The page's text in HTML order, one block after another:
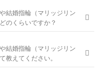
はこちら
ダイヤモンドシライシだから
きを同時に叶えるパーフェ
ざいます。銀座ダイヤモンド
心ください。
ングは全店でお受けできます
から概ね1か月～2ヶ月程いた
ポーズの際に贈られる場合
指輪をご入籍や両家顔合わせ
安心です。
ご相談ください。
結婚指輪（マリッジリン
のくらいですか？
し付けください。
結婚指輪（マリッジリン
教えてください。